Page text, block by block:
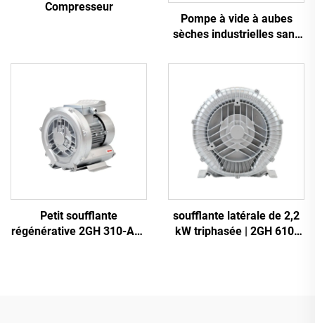
Compresseur
Pompe à vide à aubes
sèches industrielles sans
Petit soufflante
régénérative 2GH 310-A11
soufflante latérale de 2,2
kW triphasée | 2GH 610-